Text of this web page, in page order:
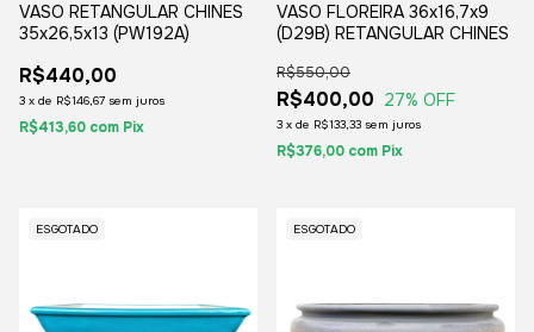
VASO RETANGULAR CHINES
35x26,5x13 (PW192A)
R$440,00
3 x de R$146,67 sem juros
R$413,60 com Pix
VASO FLOREIRA 36x16,7x9
(D29B) RETANGULAR CHINES
R$400,00
R$550,00
27% OFF
3 x de R$133,33 sem juros
R$376,00 com Pix
ESGOTADO ESGOTADO